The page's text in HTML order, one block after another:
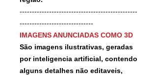
------------------------------------------------
------------------------------
IMAGENS ANUNCIADAS COMO 3D
São imagens ilustrativas, geradas
por inteligencia artificial, contendo
alguns detalhes não editaveis,